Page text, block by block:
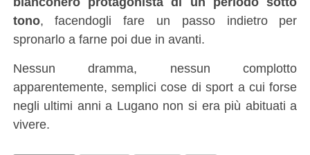
tono, facendogli fare un passo indietro per
spronarlo a farne poi due in avanti.
Nessun dramma, nessun complotto
apparentemente, semplici cose di sport a cui forse
negli ultimi anni a Lugano non si era più abituati a
vivere.